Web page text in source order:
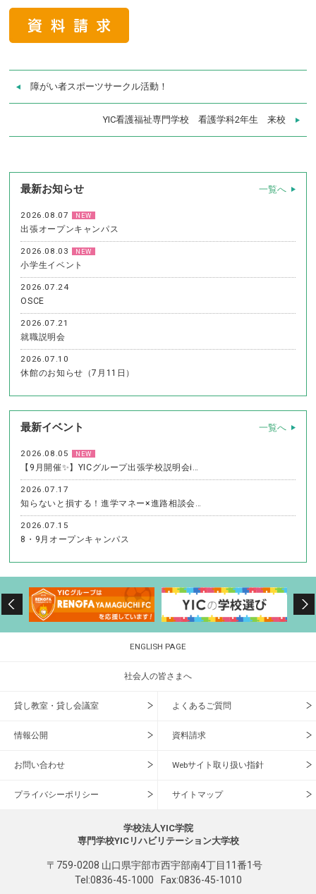
障がい者スポーツサークル活動！
YIC看護福祉専門学校 看護学科2年生 来校
最新お知らせ 一覧へ
2026.08.07 NEW
出張オープンキャンパス
2026.08.03 NEW
小学生イベント
2026.07.24
OSCE
2026.07.21
就職説明会
2026.07.10
休館のお知らせ（7月11日）
最新イベント 一覧へ
2026.08.05 NEW
【9月開催✨】YICグループ出張学校説明会i…
2026.07.17
知らないと損する！進学マネー×進路相談会…
2026.07.15
8・9月オープンキャンパス
ENGLISH PAGE
社会人の皆さまへ
貸し教室・貸し会議室 よくあるご質問
情報公開 資料請求
お問い合わせ Webサイト取り扱い指針
プライバシーポリシー サイトマップ
学校法人YIC学院
専門学校YICリハビリテーション大学校
〒759-0208 山口県宇部市西宇部南4丁目11番1号
Tel:0836-45-1000 Fax:0836-45-1010